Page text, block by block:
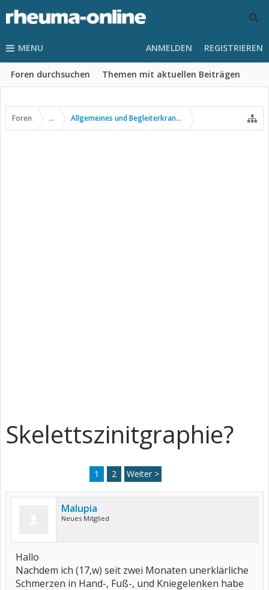
MENU
Foren durchsuchen Themen mit aktuellen Beiträgen
ANMELDEN REGISTRIEREN
Foren ... Allgemeines und Begleiterkrankungen
Skelettszinitgraphie?
1 2 Weiter >
Malupia
Neues Mitglied
Hallo
Nachdem ich (17,w) seit zwei Monaten unerklärliche
Schmerzen in Hand-, Fuß-, und Kniegelenken habe